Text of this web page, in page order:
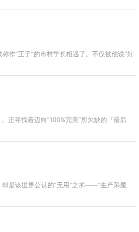
作“王子”的市村学长相遇了。不仅被他说“好
正寻找着迈向“100%完美”所欠缺的『最后
是该世界公认的“无用”之术——“生产系魔